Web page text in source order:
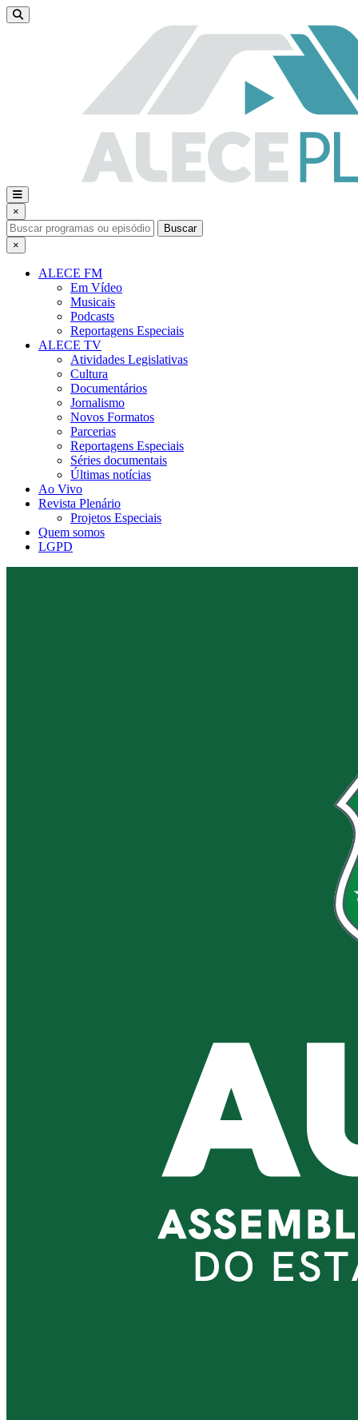
×
Buscar
×
ALECE FM
Em Vídeo
Musicais
Podcasts
Reportagens Especiais
ALECE TV
Atividades Legislativas
Cultura
Documentários
Jornalismo
Novos Formatos
Parcerias
Reportagens Especiais
Séries documentais
Últimas notícias
Ao Vivo
Revista Plenário
Projetos Especiais
Quem somos
LGPD